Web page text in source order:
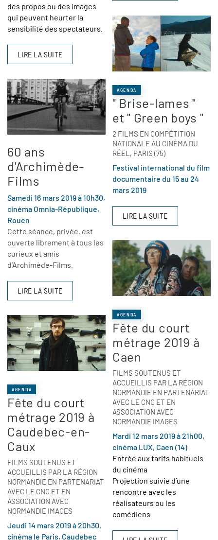
des propos ou des images
qui peuvent heurter la
sensibilité des spectateurs.
LIRE LA SUITE
60 ans
d'Archimède-
Films
Samedi 16 mars 2019 à 10h30,
cinéma Omnia-République,
Rouen
Cette séance, privée, est
ouverte librement à tous les
curieux et amis
d’Archimède-Films.
LIRE LA SUITE
AGENDA
Fête du court
métrage 2019 à
Caudebec-en-
Caux
FILMS SOUTENUS ET
ACCUEILLIS PAR LA RÉGION
NORMANDIE EN PARTENARIAT
AVEC LE CNC ET EN
ASSOCIATION AVEC
NORMANDIE IMAGES
Jeudi 14 mars 2019 à 20h30,
cinéma le Paris, Caudebec
AGENDA
" Brise-lames "
et " Green boys "
2 FILMS EN COMPÉTITION
NATIONALE AU CINÉMA DU
RÉEL, PARIS (75)
Festival international du film
documentaire du 15 au 24
mars 2019
LIRE LA SUITE
AGENDA
Fête du court
métrage 2019 à
Caen
FILMS SOUTENUS ET
ACCUEILLIS PAR LA RÉGION
NORMANDIE EN PARTENARIAT
AVEC LE CNC ET EN
ASSOCIATION AVEC
NORMANDIE IMAGES
Mardi 12 mars 2019 à 21h00,
cinéma LUX, Caen (14)
Entrée aux tarifs habituels
du cinéma
Projection suivie d’une
rencontre avec les
réalisateurs ou les
comédiens